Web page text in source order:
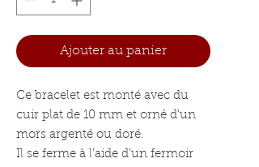
Ajouter au panier
Ce bracelet est monté avec du
cuir plat de 10 mm et orné d'un
mors argenté ou doré.
Il se ferme à l'aide d'un fermoir